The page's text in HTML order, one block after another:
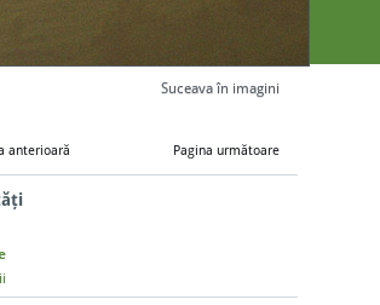
Suceava în imagini
Pagina următoare
anterioară